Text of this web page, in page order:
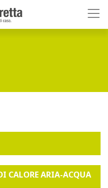
CALORE ARIA-ACQUA